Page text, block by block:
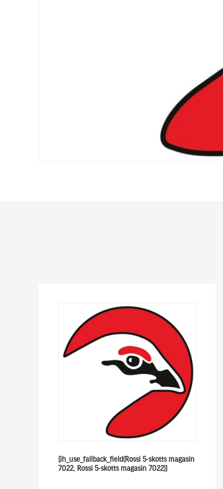
[ih_use_fallback_field(Rossi 5-skotts magasin
7022, Rossi 5-skotts magasin 7022)]